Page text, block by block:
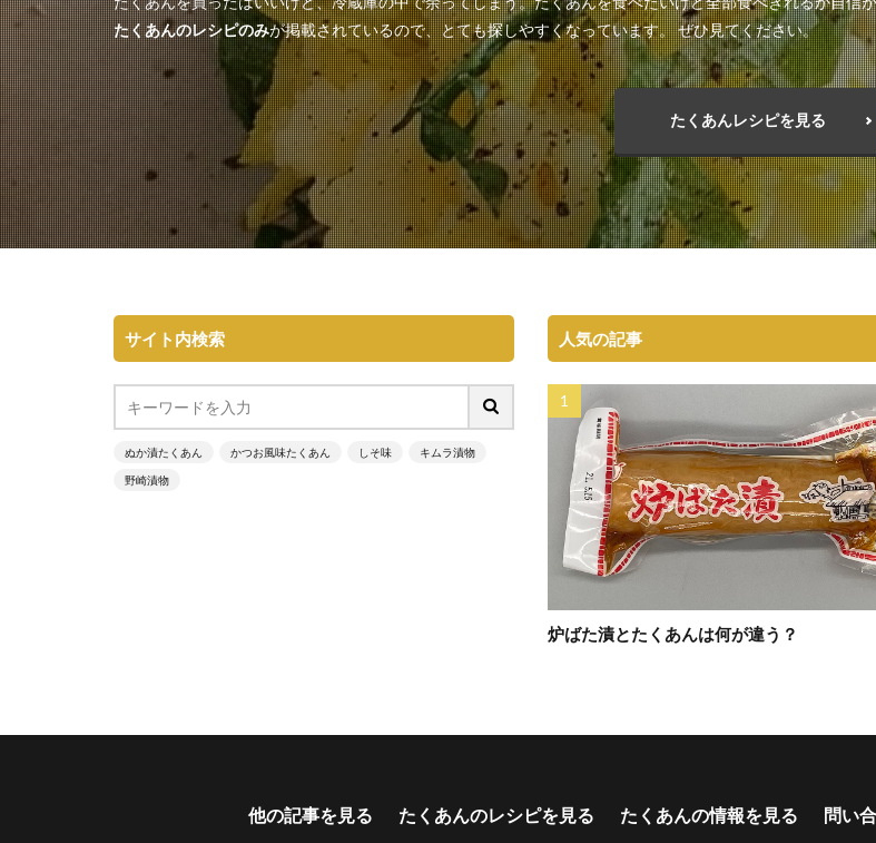
たくあんのレシピのみが掲載されているので、とても探しやすくなっています。 ぜひ見てください。
たくあんレシピを見る
サイト内検索
ぬか漬たくあん かつお風味たくあん しそ味 キムラ漬物
野崎漬物
人気の記事
炉ばた漬とたくあんは何が違う？
他の記事を見る たくあんのレシピを見る たくあんの情報を見る 問い